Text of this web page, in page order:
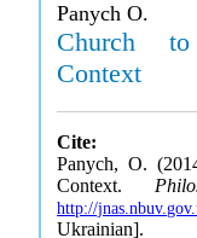
Panych O.
Church
Context
Cite:
Panych, O.
Context.
http://
Ukrainian].